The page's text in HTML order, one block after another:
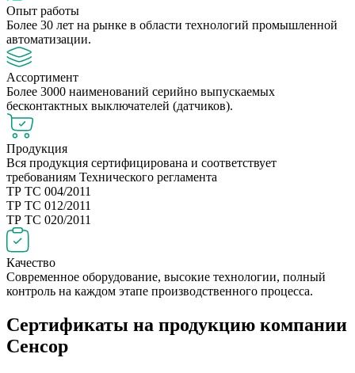
Опыт работы
Более 30 лет на рынке в области технологий промышленной
автоматизации.
Ассортимент
Более 3000 наименований серийно выпускаемых
бесконтактных выключателей (датчиков).
Продукция
Вся продукция сертифицирована и соответствует
требованиям Технического регламента
ТР ТС 004/2011
ТР ТС 012/2011
ТР ТС 020/2011
Качество
Современное оборудование, высокие технологии, полный
контроль на каждом этапе производственного процесса.
Сертификаты на продукцию компании
Сенсор